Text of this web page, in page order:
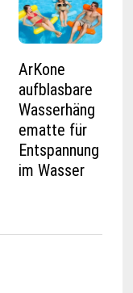
ArKone
aufblasbare
Wasserhäng
ematte für
Entspannung
im Wasser